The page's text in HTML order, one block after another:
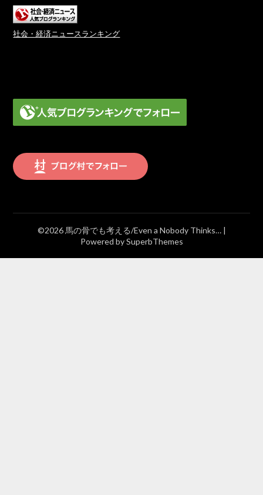
社会・経済ニュースランキング
©2026 馬の骨でも考える/Even a Nobody Thinks… |
Powered bySuperbThemes